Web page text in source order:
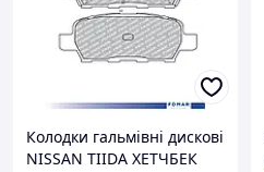
Колодки гальмівні дискові
NISSAN TIIDA ХЕТЧБЕК